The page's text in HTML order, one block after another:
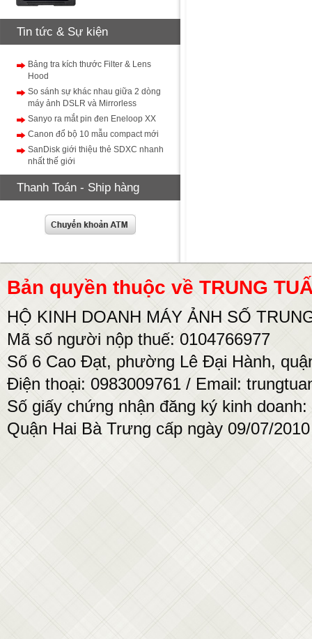
Tin tức & Sự kiện
Bảng tra kích thước Filter & Lens
Hood
So sánh sự khác nhau giữa 2 dòng
máy ảnh DSLR và Mirrorless
Sanyo ra mắt pin đen Eneloop XX
Canon đổ bộ 10 mẫu compact mới
SanDisk giới thiệu thẻ SDXC nhanh
nhất thế giới
Thanh Toán - Ship hàng
Bản quyền thuộc về TRUNG
HỘ KINH DOANH MÁY ẢNH SỐ
Mã số người nộp thuế: 0104766977
Số 6 Cao Đạt, phường Lê Đại Hành,
Điện thoại: 0983009761 / Email:
Số giấy chứng nhận đăng ký kinh
Quận Hai Bà Trưng cấp ngày 09/07/2010